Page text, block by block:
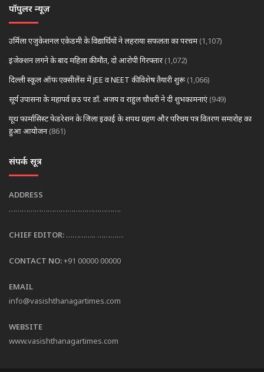
पॉपुलर न्यूज़
उर्मिला एजुकेशनल एकेडमी के विद्यार्थियों ने लहराया सफलता का परचम (1,107)
इंजेक्शन लगने के बाद महिला की मौत, दो आरोपी गिरफ्तार (1,072)
दिल्ली स्कूल ऑफ एक्सीलेंस में JEE व NEET की विशेष तैयारी शुरू (1,066)
सूर्य उपासना के महापर्व छठ पर डॉ. अजय व राहुल चौधरी ने दी शुभकामनाएं (949)
यूथ फार्मासिस्ट फेडरेशन के जिला इकाई के शपथ ग्रहण और परिचय पत्र वितरण समारोह का
हुआ आयोजन (861)
संपर्क सूत्र
ADDRESS
…………………………………………….
CHIEF EDITOR: ………….. …………
CONTACT NO:+91 00000 00000
EMAIL
info@vasishthanagartimes.com
WEBSITE
www.vasishthanagartimes.com